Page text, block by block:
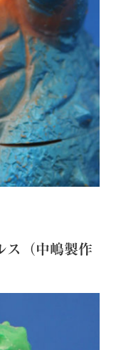
ス（中嶋製作